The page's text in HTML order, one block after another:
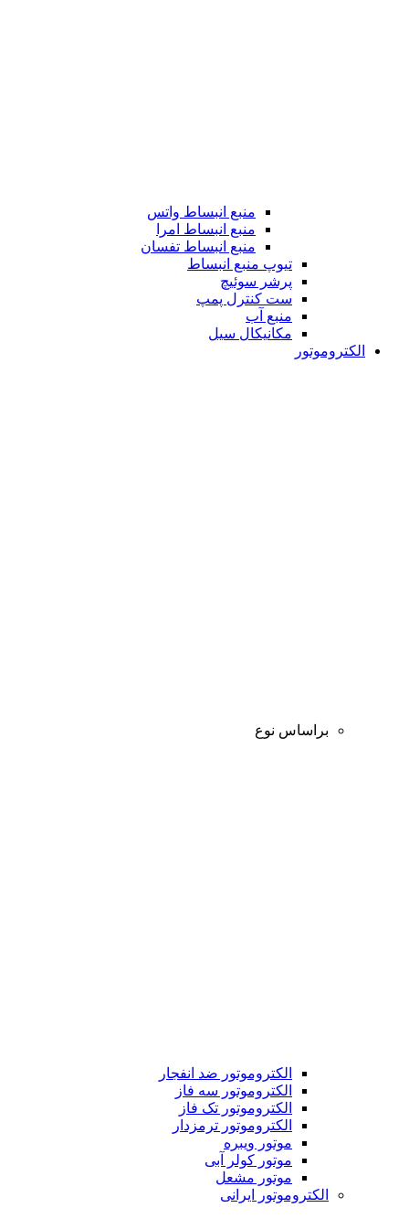
منبع انبساط واتس
منبع انبساط امرا
منبع انبساط تفسان
تیوپ منبع انبساط
پرشر سوئیچ
ست کنترل پمپ
منبع آب
مکانیکال سیل
الکتروموتور
براساس نوع
الکتروموتور ضد انفجار
الکتروموتور سه فاز
الکتروموتور تک فاز
الکتروموتور ترمزدار
موتور ویبره
موتور کولر آبی
موتور مشعل
الکتروموتور ایرانی